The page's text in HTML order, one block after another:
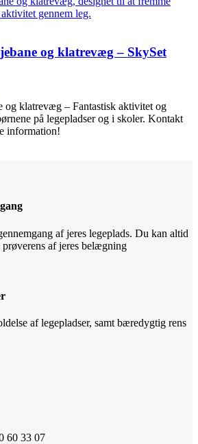
og klatrevæg – SkySet
og klatrevæg – Fantastisk aktivitet og
på legepladser og i skoler. Kontakt
information!
af jeres legeplads. Du kan altid
af jeres belægning
af legepladser, samt bæredygtig rens
60 33 07